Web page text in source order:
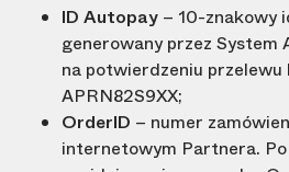
ID Autopay – 10-znakowy
generowany przez System
na potwierdzeniu przelewu
APRN82S9XX;
OrderID – numer
internetowym Partnera.